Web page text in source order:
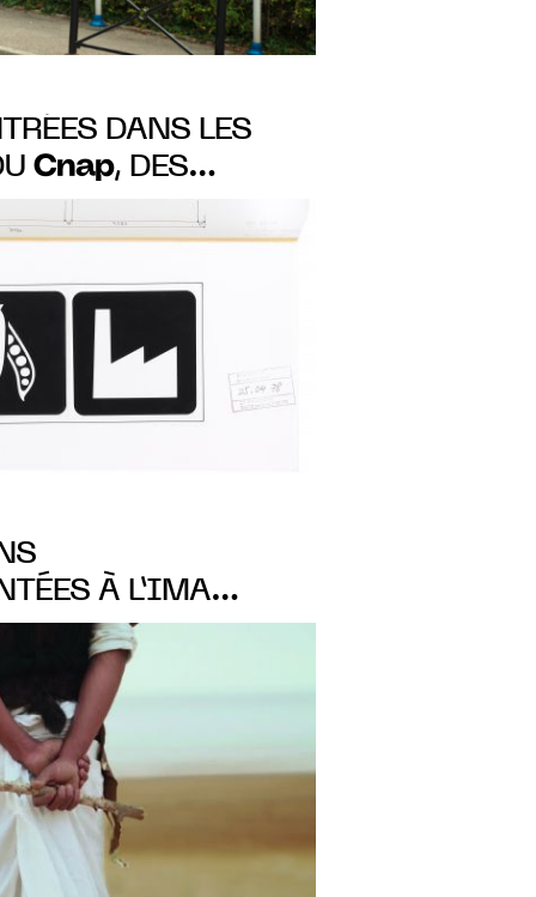
DANS LES
Cnap, DES
WIDMER
DE L’ART
SARTOUX du
2023
À L’IMA
L’EXPOSITION
DU 17.09.2022